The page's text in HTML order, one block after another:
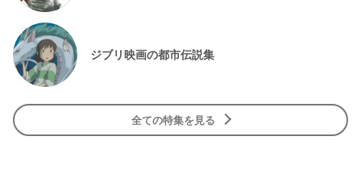
ジブリ映画の都市伝説集
全ての特集を見る